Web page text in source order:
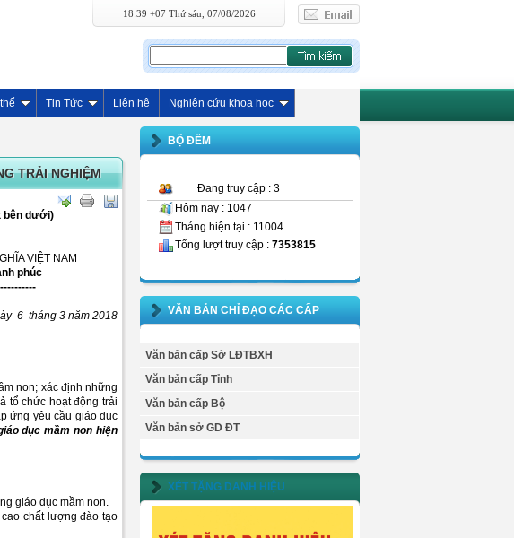
18:39 +07 Thứ sáu, 07/08/2026
Tin Tức Liên hệ Nghiên cứu khoa học
TRẢI NGHIỆM
bên dưới)
VIỆT NAM
phúc
6 tháng 3 năm 2018
non; xác định những
tổ chức hoạt động trải
ứng yêu cầu giáo dục
dục mầm non hiện
giáo dục mầm non.
chất lượng đào tạo
BỘ ĐẾM
Đang truy cập : 3
Hôm nay : 1047
Tháng hiện tại : 11004
Tổng lượt truy cập : 7353815
VĂN BẢN CHỈ ĐẠO CÁC CẤP
Văn bản cấp Sở LĐTBXH
Văn bản cấp Tỉnh
Văn bản cấp Bộ
Văn bản sở GD ĐT
XÉT TẶNG DANH HIỆU